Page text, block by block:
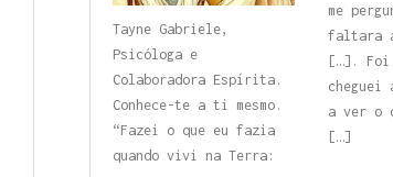
Tayne Gabriele,
Psicólogae
Colaboradora Espírita.
Conhece-te a ti mesmo.
“Fazei o que eu fazia
quando vivi na Terra:
me
faltara
[…]. Foi
cheguei
a ver o
[…]